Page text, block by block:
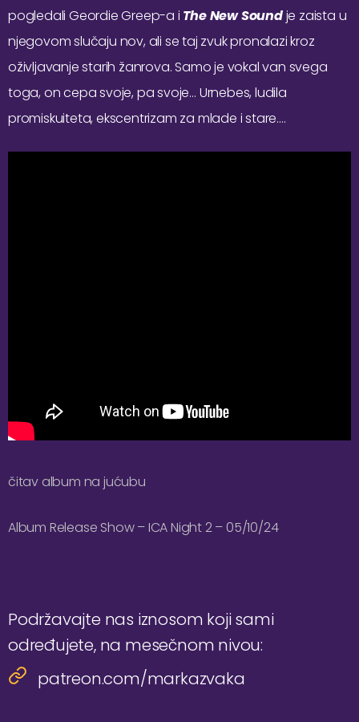
pogledali Geordie Greep-a i The New Soundje zaista u
njegovom slučaju nov, ali se taj zvuk pronalazi kroz
oživljavanje starih žanrova. Samo je vokal van svega
toga, on cepa svoje, pa svoje… Urnebes, ludila
promiskuiteta, ekscentrizam za mlade i stare….
čitav album na jućubu
Album Release Show – ICA Night 2 – 05/10/24
Podržavajte nas iznosom koji sami
određujete, na mesečnom nivou:
patreon.com/markazvaka